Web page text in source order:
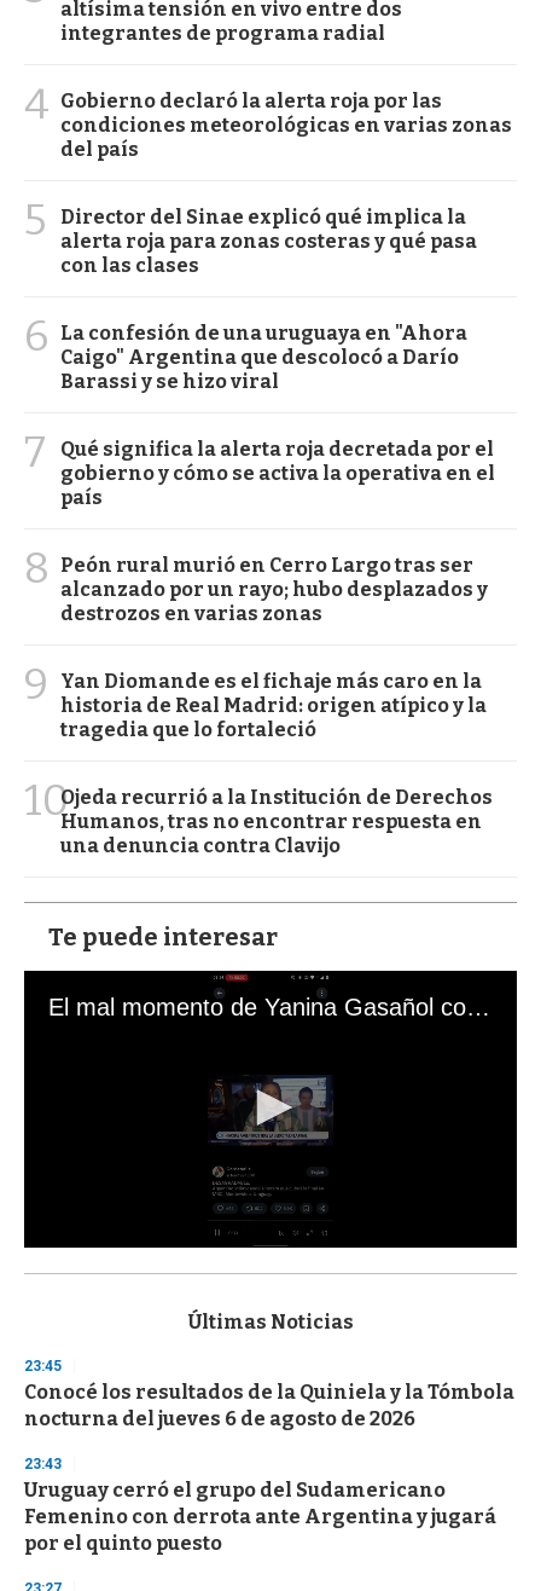
altísima tensión en vivo entre dos
integrantes de programa radial
4 Gobierno declaró la alerta roja por las
condiciones meteorológicas en varias zonas
del país
5
Director del Sinae explicó qué implica la
alerta roja para zonas costeras y qué pasa
con las clases
6
La confesión de una uruguaya en "Ahora
Caigo" Argentina que descolocó a Darío
Barassi y se hizo viral
7
Qué significa la alerta roja decretada por el
gobierno y cómo se activa la operativa en el
país
8
Peón rural murió en Cerro Largo tras ser
alcanzado por un rayo; hubo desplazados y
destrozos en varias zonas
9
Yan Diomande es el fichaje más caro en la
historia de Real Madrid: origen atípico y la
tragedia que lo fortaleció
10Ojeda recurrió a la Institución de Derechos
Humanos, tras no encontrar respuesta en
una denuncia contra Clavijo
Te puede interesar
El mal momento de Yanina Gasañol con un hincha argentino en "Subrayado"
s
d
s
o
f
3
s
e
c
o
d
Últimas Noticias
23:45
Conocé los resultados de la Quiniela y la Tómbola
nocturna del jueves 6 de agosto de 2026
23:43
Uruguay cerró el grupo del Sudamericano
Femenino con derrota ante Argentina y jugará
por el quinto puesto